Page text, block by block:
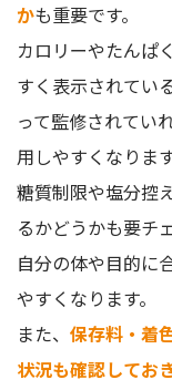
かも重要です。
カロリーやたんぱ
すく表示されてい
って監修されてい
用しやすくなります
糖質制限や塩分控
るかどうかも要チ
自分の体や目的に
やすくなります。
また、 保存料・着
状況も確認してお